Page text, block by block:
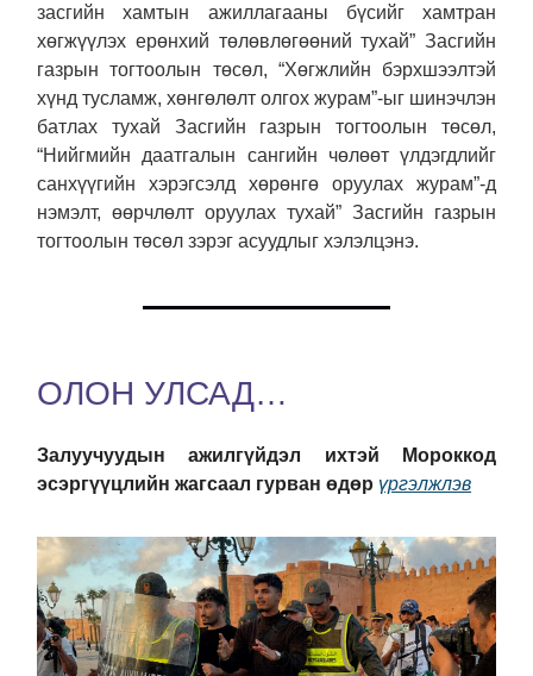
засгийн хамтын ажиллагааны бүсийг хамтран
хөгжүүлэх ерөнхий төлөвлөгөөний тухай” Засгийн
газрын тогтоолын төсөл, “Хөгжлийн бэрхшээлтэй
хүнд тусламж, хөнгөлөлт олгох журам”-ыг шинэчлэн
батлах тухай Засгийн газрын тогтоолын төсөл,
“Нийгмийн даатгалын сангийн чөлөөт үлдэгдлийг
санхүүгийн хэрэгсэлд хөрөнгө оруулах журам”-д
нэмэлт, өөрчлөлт оруулах тухай” Засгийн газрын
тогтоолын төсөл зэрэг асуудлыг хэлэлцэнэ.
ОЛОН УЛСАД…
Залуучуудын ажилгүйдэл ихтэй Мороккод
эсэргүүцлийн жагсаал гурван өдөр үргэлжлэв